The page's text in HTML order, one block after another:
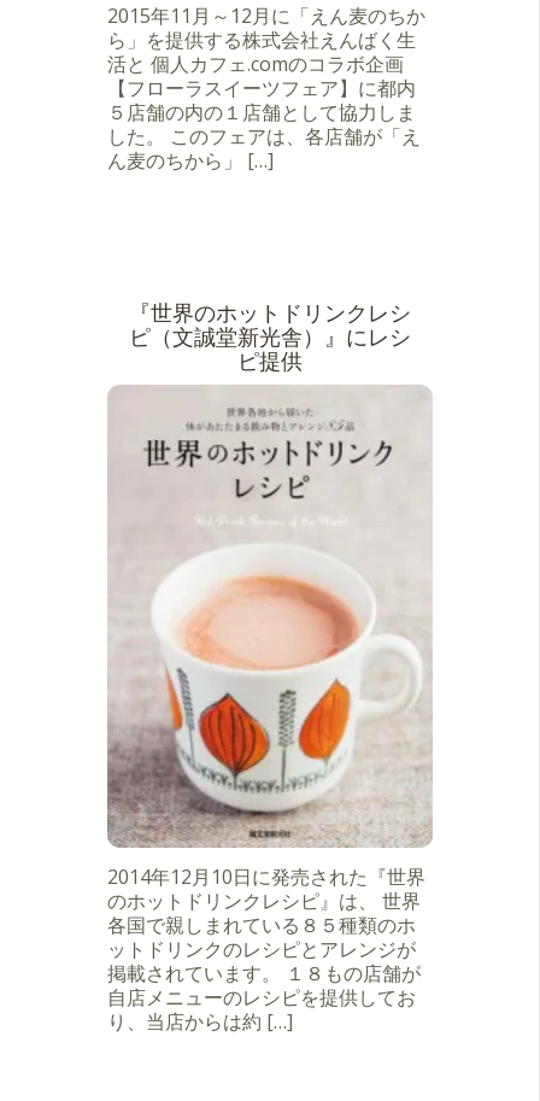
2015年11月～12月に「えん麦のちか
ら」を提供する株式会社えんばく生
活と 個人カフェ.comのコラボ企画
【フローラスイーツフェア】に都内
５店舗の内の１店舗として協力しま
した。 このフェアは、各店舗が「え
ん麦のちから」 […]
『世界のホットドリンクレシ
ピ（文誠堂新光舎）』にレシ
ピ提供
2014年12月10日に発売された『世界
のホットドリンクレシピ』は、 世界
各国で親しまれている８５種類のホ
ットドリンクのレシピとアレンジが
掲載されています。 １８もの店舗が
自店メニューのレシピを提供してお
り、当店からは約 […]